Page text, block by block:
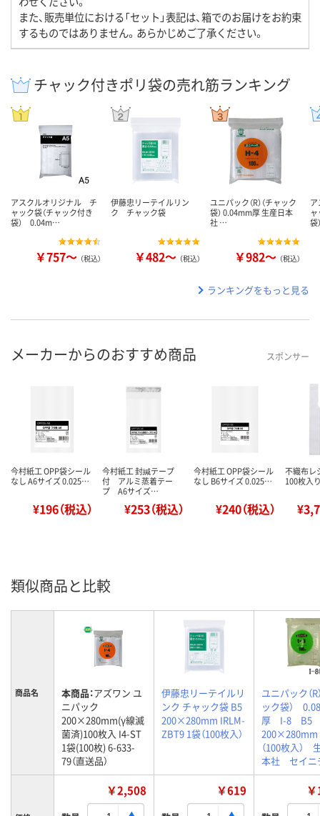
また、販売単位における「セット」表記は、箱でのお届けをお約束
するものではありません。あらかじめご了承ください。
チャック付きポリ袋の売れ筋ランキング
アスクルオリジナル チ
ャック袋（チャック付き
袋） 0.04m…
￥757～ （税込）
伊藤忠リーテイルリン
ク チャック袋
￥482～ （税込）
ユニパック（R）（チャック
袋） 0.04mm厚 生産日本
社 …
￥982～ （税込）
ャ
ランキングをもっと見る
メーカーからのおすすめ商品 スポンサー
今村紙工 OPP袋シール
なし A6サイズ 0.025…
¥196（税込）
今村紙工 封緘テープ
付 アルミ蒸着テー
プ A6サイズ…
¥253（税込）
今村紙工 OPP袋シール
なし B6サイズ 0.025…
¥240（税込）
不織布レ
100枚入
類似商品と比較
商品名 本商品：アズワン ユ
ニパック
200×280mm(γ線滅
菌済)100枚入 I4-ST
1袋(100枚) 6-633-
79（直送品）
伊藤忠リーテイルリ
ンク チャック袋 B5
200×280mm IRLM-
ZBT9 1袋（100枚入）
ユニパック（R
ック袋）
厚 I-8
（100枚入）
本社 セイニ
￥2,508 ￥619